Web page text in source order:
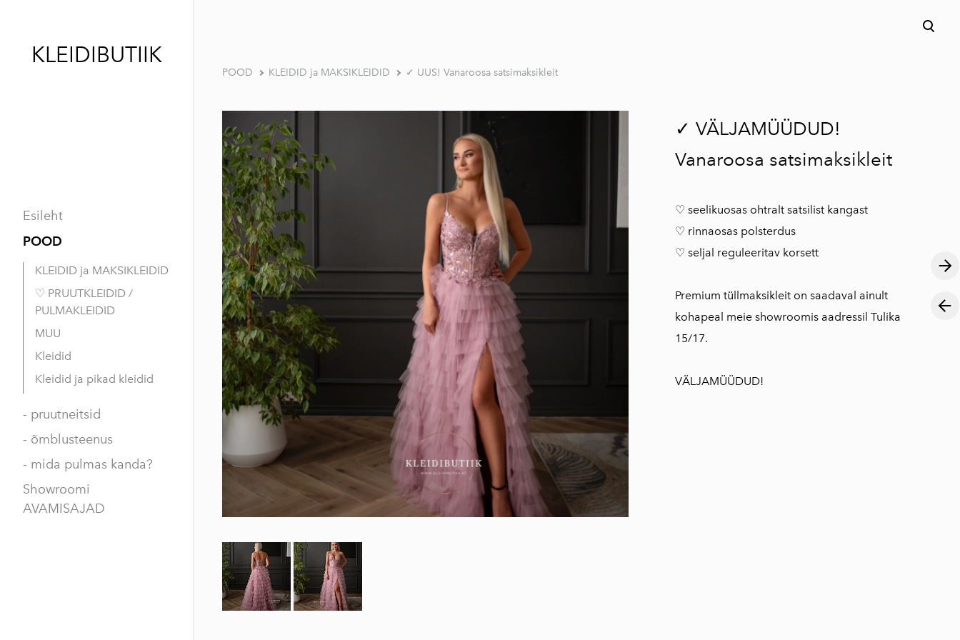
KLEIDIBUTIIK
Esileht
POOD
KLEIDID ja MAKSIKLEIDID
♡ PRUUTKLEIDID /
PULMAKLEIDID
MUU
Kleidid
Kleidid ja pikad kleidid
- pruutneitsid
- õmblusteenus
- mida pulmas kanda?
Showroomi
AVAMISAJAD
POOD KLEIDID ja MAKSIKLEIDID ✓ UUS! Vanaroosa satsimaksikleit
✓ VÄLJAMÜÜDUD!
Vanaroosa satsimaksikleit
♡ seelikuosas ohtralt satsilist kangast
♡ rinnaosas polsterdus
♡ seljal reguleeritav korsett
Premium tüllmaksikleit on saadaval ainult
kohapeal meie showroomis aadressil Tulika
15/17.
VÄLJAMÜÜDUD!